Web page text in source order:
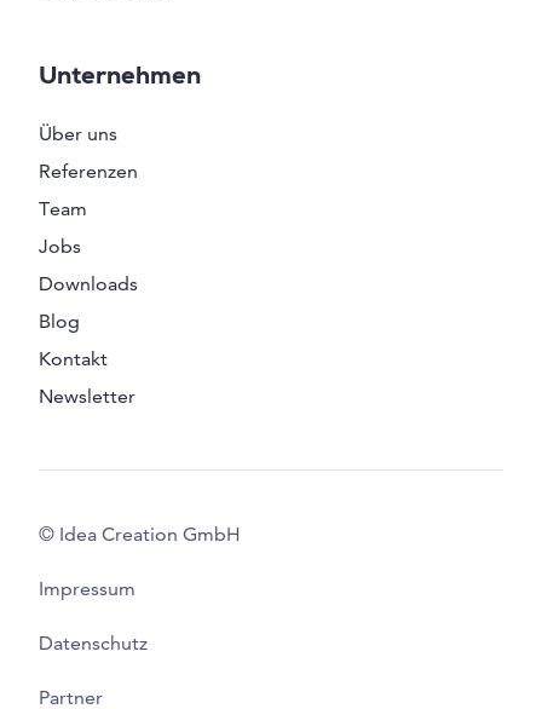
Unternehmen
Über uns
Referenzen
Team
Jobs
Downloads
Blog
Kontakt
Newsletter
© Idea Creation GmbH
Impressum
Datenschutz
Partner